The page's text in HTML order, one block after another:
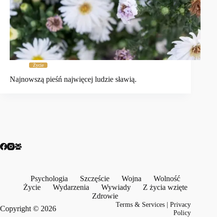
Życie
Najnowszą pieśń najwięcej ludzie sławią.
Psychologia Szczęście Wojna
Wolność
Życie
Wydarzenia Wywiady
Z życia wzięte
Zdrowie
Copyright © 2026
Terms & Services |Privacy
Policy